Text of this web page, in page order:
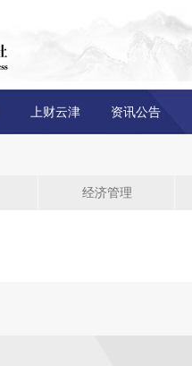
上财云津 资讯公告
经济管理